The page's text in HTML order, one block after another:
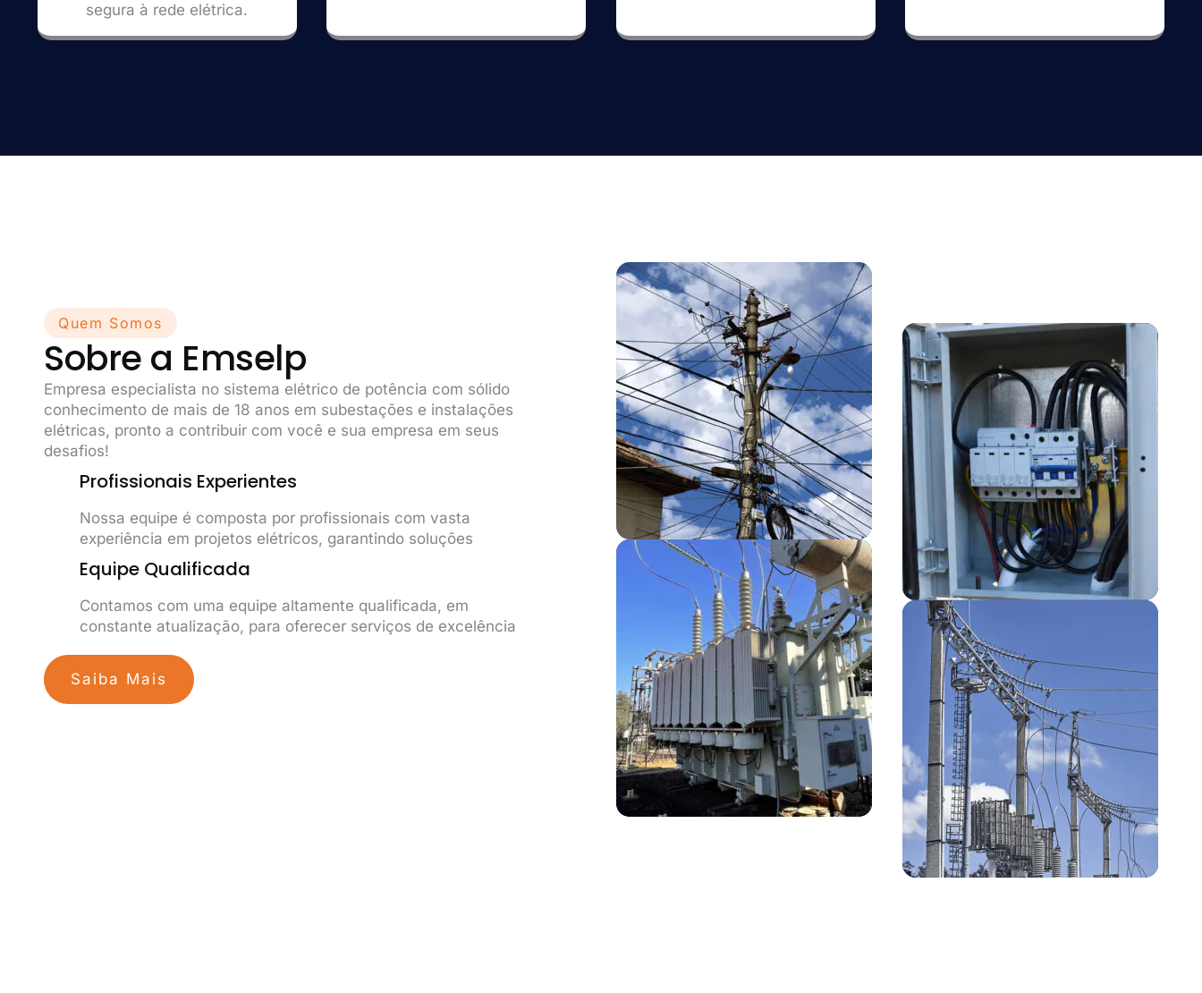
segura à rede elétrica.
Quem Somos
Sobre a Emselp
Empresa especialista no sistema elétrico de potência com sólido
conhecimento de mais de 18 anos em subestações e instalações
elétricas, pronto a contribuir com você e sua empresa em seus
desafios!
Profissionais Experientes
Nossa equipe é composta por profissionais com vasta
experiência em projetos elétricos, garantindo soluções
Equipe Qualificada
Contamos com uma equipe altamente qualificada, em
constante atualização, para oferecer serviços de excelência
Saiba Mais